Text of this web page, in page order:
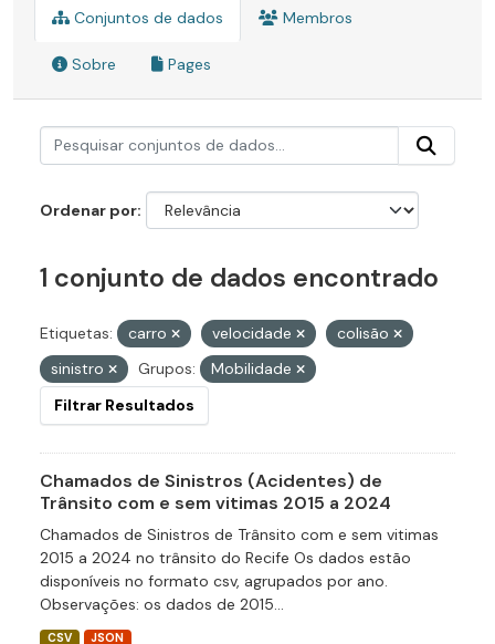
Conjuntos de dados Membros
Sobre Pages
Ordenar por
1 conjunto de dados encontrado
Etiquetas: carro velocidade
colisão
sinistro
Grupos:
Mobilidade
Filtrar Resultados
Chamados de Sinistros (Acidentes) de
Trânsito com e sem vitimas 2015 a 2024
Chamados de Sinistros de Trânsito com e sem vitimas
2015 a 2024 no trânsito do Recife Os dados estão
disponíveis no formato csv, agrupados por ano.
Observações: os dados de 2015...
CSV JSON